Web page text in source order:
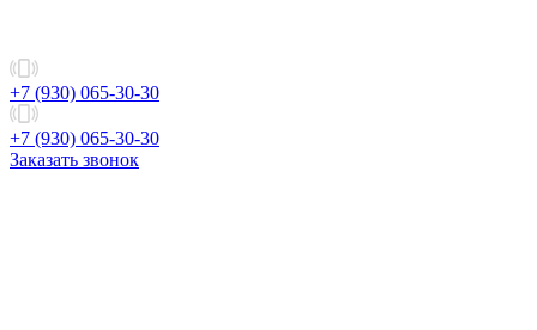
+7 (930) 065-30-30
+7 (930) 065-30-30
Заказать звонок